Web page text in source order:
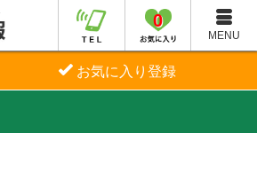
MENU
0
お気に入り登録